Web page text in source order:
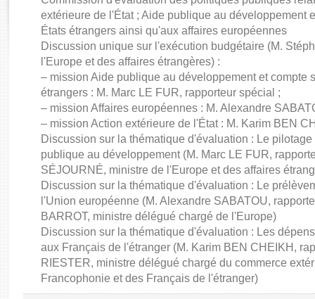
Rapports d'enquête
Rapports législatifs
Rapports sur l'application des lois
Baromètre de l’application des lois
Dossiers législatifs
Budget et sécurité sociale
Questions écrites et orales
Comptes rendus des débats
extérieure de l'État ; Aide publique au développement
États étrangers ainsi qu'aux affaires européennes
Discussion unique sur l'exécution budgétaire (M.
l'Europe et des affaires étrangères) :
– mission Aide publique au développement et compte
étrangers : M. Marc LE FUR, rapporteur spécial ;
– mission Affaires européennes : M. Alexandre
– mission Action extérieure de l'État : M. Karim BEN
Discussion sur la thématique d'évaluation : Le
publique au développement (M. Marc LE FUR,
SÉJOURNÉ, ministre de l'Europe et des affaires
Discussion sur la thématique d'évaluation : Le
l'Union européenne (M. Alexandre SABATOU,
BARROT, ministre délégué chargé de l'Europe)
Discussion sur la thématique d'évaluation : Les
aux Français de l'étranger (M. Karim BEN CHEIKH,
RIESTER, ministre délégué chargé du commerce
Francophonie et des Français de l'étranger)